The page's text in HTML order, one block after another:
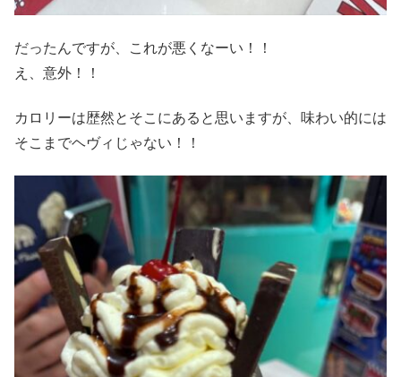
だったんですが、これが悪くなーい！！
え、意外！！
カロリーは歴然とそこにあると思いますが、味わい的には
そこまでヘヴィじゃない！！